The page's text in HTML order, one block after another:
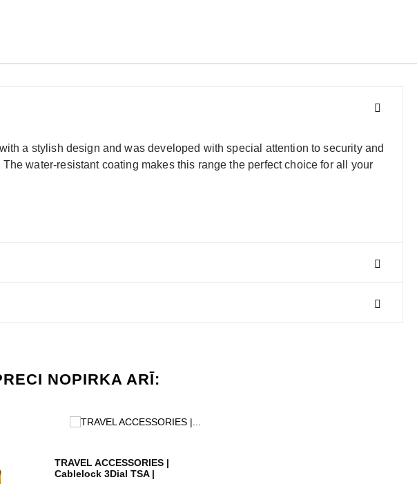
a stylish design and was developed with special attention to security and
water-resistant coating makes this range the perfect choice for all your
NOPIRKA ARĪ:
TRAVEL ACCESSORIES |
Cablelock 3Dial TSA |